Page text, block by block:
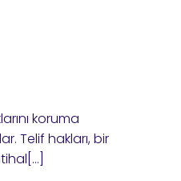
koruma
Telif hakları, bir